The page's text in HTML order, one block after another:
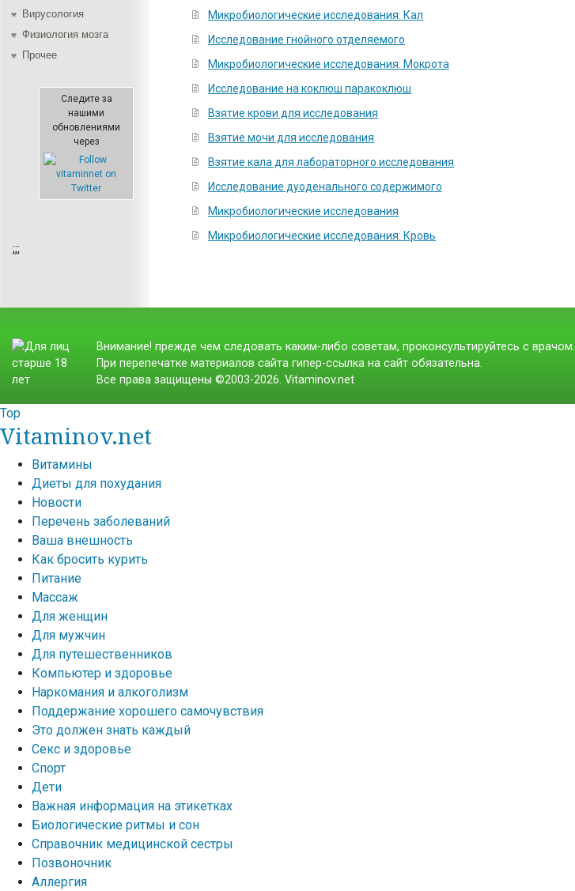
Вирусология
Физиология мозга
Прочее
Следите за
нашими
обновлениями
через
;;;
Микробиологические исследования: Кал
Исследование гнойного отделяемого
Микробиологические исследования: Мокрота
Исследование на коклюш паракоклюш
Взятие крови для исследования
Взятие мочи для исследования
Взятие кала для лабораторного исследования
Исследование дуоденального содержимого
Микробиологические исследования
Микробиологические исследования: Кровь
Внимание! прежде чем следовать каким-либо советам, проконсультируйтесь с врачом.
При перепечатке материалов сайта гипер-ссылка на сайт обязательна.
Все права защищены ©2003-2026. Vitaminov.net
Top
Vitaminov.net
Витамины
Диеты для похудания
Новости
Перечень заболеваний
Ваша внешность
Как бросить курить
Питание
Массаж
Для женщин
Для мужчин
Для путешественников
Компьютер и здоровье
Наркомания и алкоголизм
Поддержание хорошего самочувствия
Это должен знать каждый
Секс и здоровье
Спорт
Дети
Важная информация на этикетках
Биологические ритмы и сон
Справочник медицинской сестры
Позвоночник
Аллергия